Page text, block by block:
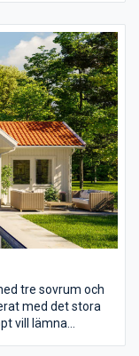
WC och klädvård.
det stora fått
finns även att
till balkongen.
tre sovrum och
med det stora
vill lämna